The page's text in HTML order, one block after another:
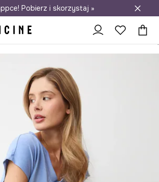
dostawa do salonów
Pobierz i skorzystaj »